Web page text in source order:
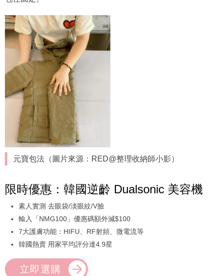
元寶包法（圖片來源：RED@整理收納師小影）
限時優惠：韓國逆齡 Dualsonic 美容機
素人實測 去眼袋/淡眼紋/V臉
輸入「NMG100」優惠碼額外減$100
7大護膚功能：HIFU、RF射頻、微電流等
韓國熱賣 用家平均評分達4.9星
立即選購